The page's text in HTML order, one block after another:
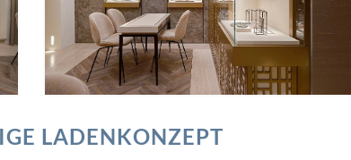
LADENKONZEPT